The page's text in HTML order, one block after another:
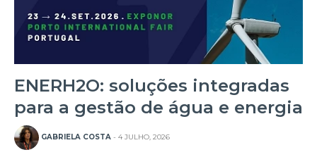
ENERH2O: soluções integradas
para a gestão de água e energia
GABRIELA COSTA - 4 JULHO, 2026